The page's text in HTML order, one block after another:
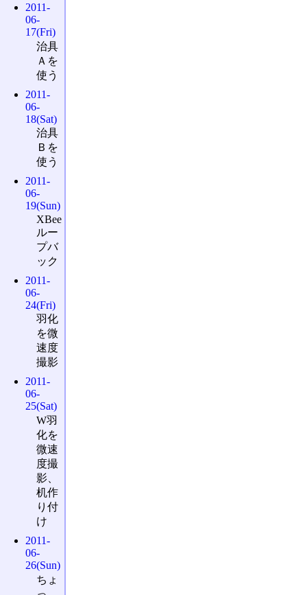
2011-
06-
17(Fri)
治具
Ａを
使う
2011-
06-
18(Sat)
治具
Ｂを
使う
2011-
06-
19(Sun)
XBee
ルー
プバ
ック
2011-
06-
24(Fri)
羽化
を微
速度
撮影
2011-
06-
25(Sat)
W羽
化を
微速
度撮
影、
机作
り付
け
2011-
06-
26(Sun)
ちょ